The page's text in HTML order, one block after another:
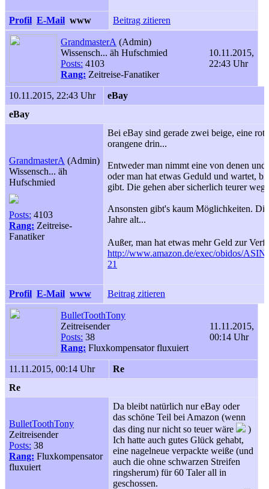
Profil E-Mail www Beitrag zitieren
GrandmasterA (Admin)
Wissensch... äh Hufschmied
Posts: 4103
Rang: Zeitreise-Fanatiker
10.11.2015,
22:43 Uhr
10.11.2015, 22:43 Uhr
eBay
eBay
GrandmasterA (Admin)
Wissensch... äh
Hufschmied
Posts: 4103
Rang: Zeitreise-
Fanatiker
Bei eBay sind gerade zwei beige, eine
orangene drin...
Entweder man nimmt eine von denen
oder man hat etwas Geduld und wartet,
gibt. Die gehen aber sicherlich teurer weg.
Ansonsten gibt's kaum Möglichkeiten.
Jahre alt...
Außer, man hat etwas mehr Geld zur
http://www.amazon.de/exec/obidos/
21
Profil E-Mail www Beitrag zitieren
BulletToothTony
Zeitreisender
Posts: 38
Rang: Fluxkompensator fluxuiert
11.11.2015,
00:14 Uhr
11.11.2015, 00:14 Uhr
Re
Re
BulletToothTony
Zeitreisender
Posts: 38
Rang: Fluxkompensator
fluxuiert
Da bleibt natürlich nur eBay oder
das schöne Teil bei Amazon (wenn
das ding nur nicht so teuer wäre
)
Ich hatte auch gutes Glück gehabt,
eine nagelneue verpackte weiße (und
auch die ohne schwarzen Streifen
ringsherum) für 60 Taler all in
geschossen.